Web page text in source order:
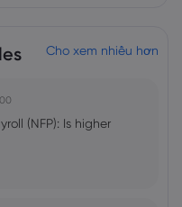
Cho xem nhiều hơn
(NFP): Is higher